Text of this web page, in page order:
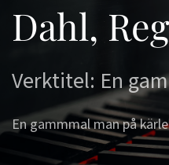
Dahl,
Verktitel: En
En gammmal man på